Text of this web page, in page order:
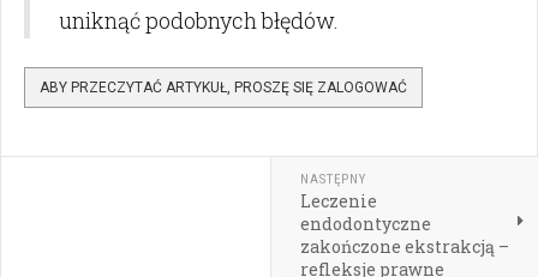
uniknąć podobnych błędów.
ABY PRZECZYTAĆ ARTYKUŁ, PROSZĘ SIĘ ZALOGOWAĆ
NASTĘPNY
Leczenie
endodontyczne
zakończone ekstrakcją –
refleksje prawne